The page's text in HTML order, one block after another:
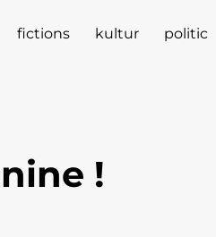
fictions kultur politic
!